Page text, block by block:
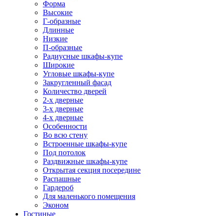
Форма
Высокие
Г-образные
Длинные
Низкие
П-образные
Радиусные шкафы-купе
Широкие
Угловые шкафы-купе
Закругленный фасад
Количество дверей
2-х дверные
3-х дверные
4-х дверные
Особенности
Во всю стену
Встроенные шкафы-купе
Под потолок
Раздвижные шкафы-купе
Открытая секция посередине
Распашные
Гардероб
Для маленького помещения
Эконом
Гостиные